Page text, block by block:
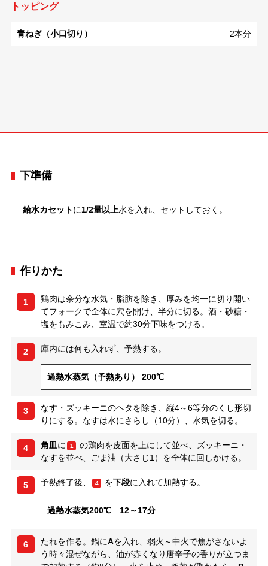
トッピング
青ねぎ（小口切り） 2本分
下準備
給水カセットに1/2量以上水を入れ、セットしておく。
作りかた
1
鶏肉は余分な水気・脂肪を除き、厚みを均一に切り開い
てフォークで全体に穴を開け、半分に切る。酒・砂糖・
塩をもみこみ、室温で約30分下味をつける。
2 庫内には何も入れず、予熱する。
過熱水蒸気（予熱あり） 200℃
3
なす・ズッキーニのヘタを除き、縦4～6等分のくし形切
りにする。なすは水にさらし（10分）、水気を切る。
4 角皿 に 1
の鶏肉を皮面を上にして並べ、ズッキーニ・
なすを並べ、ごま油（大さじ1）を全体に回しかける。
5 予熱終了後、 4 を下段に入れて加熱する。
過熱水蒸気200℃ 12～17分
6 たれを作る。鍋にAを入れ、弱火～中火で焦がさないよ
う時々混ぜながら、油が赤くなり唐辛子の香りが立つま